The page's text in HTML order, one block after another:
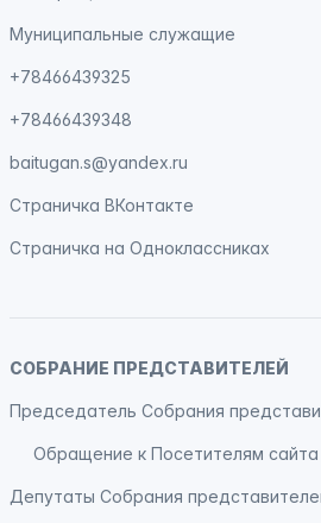
Муниципальные служащие
+78466439325
+78466439348
baitugan.s@yandex.ru
Страничка ВКонтакте
Страничка на Одноклассниках
СОБРАНИЕ ПРЕДСТАВИТЕЛЕЙ
Председатель Собрания
Обращение к Посетителям сайта
Депутаты Собрания